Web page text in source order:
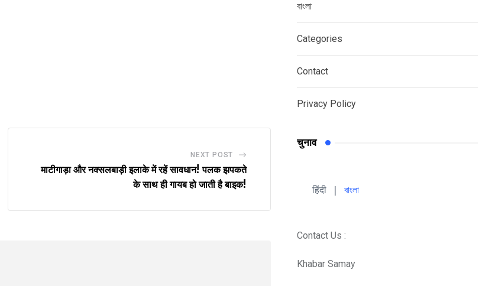
NEXT POST
माटीगाड़ा और नक्सलबाड़ी इलाके में रहें सावधान! पलक झपकते
के साथ ही गायब हो जाती है बाइक!
বাংলা
Categories
Contact
Privacy Policy
चुनाव
हिंदी | বাংলা
Contact Us :
Khabar Samay